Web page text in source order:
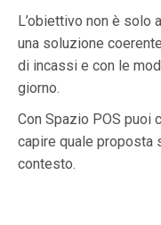
L’obiettivo non è solo
una soluzione
di incassi e con le
giorno.
Con Spazio POS puoi
capire quale proposta
contesto.